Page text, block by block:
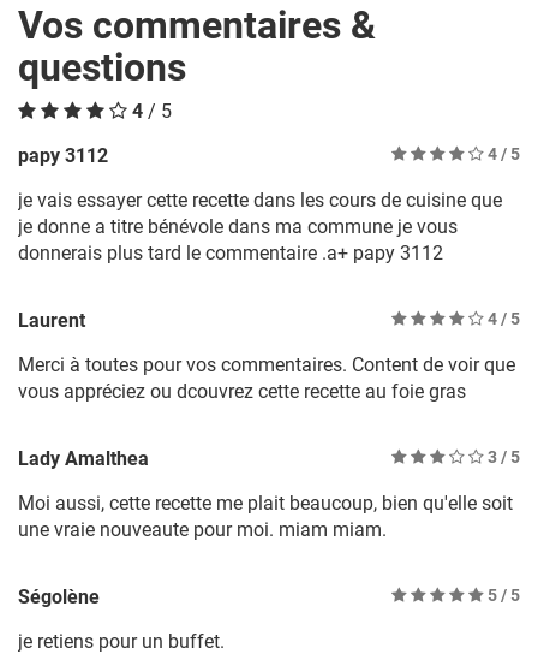
Vos commentaires &
questions
4 / 5
papy 3112
4/ 5
je vais essayer cette recette dans les cours de cuisine que
je donne a titre bénévole dans ma commune je vous
donnerais plus tard le commentaire .a+ papy 3112
Laurent 4/ 5
Merci à toutes pour vos commentaires. Content de voir que
vous appréciez ou dcouvrez cette recette au foie gras
Lady Amalthea 3/ 5
Moi aussi, cette recette me plait beaucoup, bien qu'elle soit
une vraie nouveaute pour moi. miam miam.
Ségolène 5/ 5
je retiens pour un buffet.